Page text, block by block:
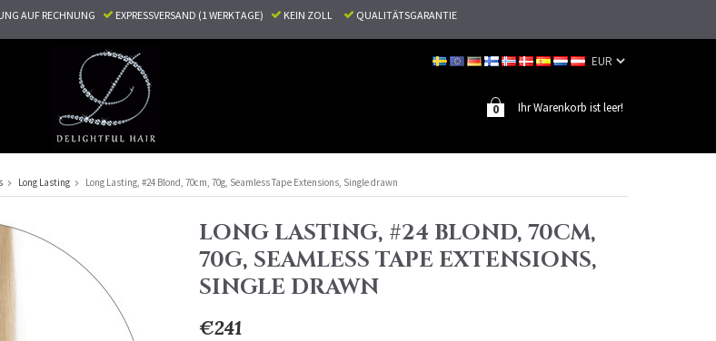
AUF RECHNUNG EXPRESSVERSAND (1 WERKTAGE) KEIN ZOLL QUALITÄTSGARANTIE
Ihr Warenkorb ist leer!
0
Long Lasting Long Lasting, #24 Blond, 70cm, 70g, Seamless Tape Extensions, Single drawn
LONG LASTING, #24 BLOND, 70CM,
70G, SEAMLESS TAPE EXTENSIONS,
SINGLE DRAWN
€241